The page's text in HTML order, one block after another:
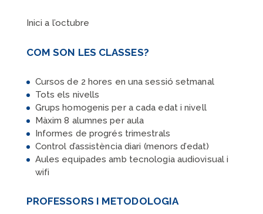
Inici a l’octubre
COM SON LES CLASSES?
Cursos de 2 hores en una sessió setmanal
Tots els nivells
Grups homogenis per a cada edat i nivell
Màxim 8 alumnes per aula
Informes de progrés trimestrals
Control d’assistència diari (menors d’edat)
Aules equipades amb tecnologia audiovisual i
wifi
PROFESSORS I METODOLOGIA